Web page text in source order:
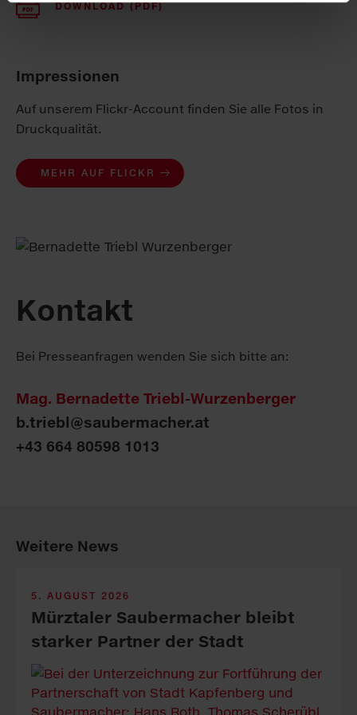
DOWNLOAD (PDF)
Impressionen
Auf unserem Flickr-Account finden Sie alle Fotos in
Druckqualität.
MEHR AUF FLICKR
Kontakt
Bei Presseanfragen wenden Sie sich bitte an:
Mag. Bernadette Triebl-Wurzenberger
b.triebl@saubermacher.at
+43 664 80598 1013
Weitere News
5. AUGUST 2026
Mürztaler Sauber­macher bleibt
starker Part­ner der Stadt